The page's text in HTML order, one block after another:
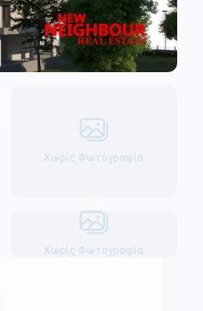
Χωρίς Φωτογραφία
Χωρίς Φωτογραφία